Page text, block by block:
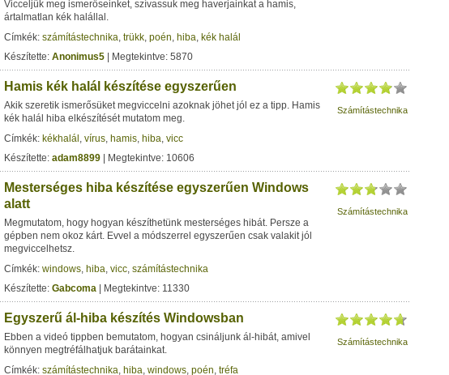
Vicceljük meg ismerőseinket, szívassuk meg haverjainkat a hamis,
ártalmatlan kék halállal.
Címkék: számítástechnika, trükk, poén, hiba, kék halál
Készítette: Anonimus5 | Megtekintve: 5870
Hamis kék halál készítése egyszerűen
Akik szeretik ismerősüket megviccelni azoknak jöhet jól ez a tipp. Hamis
kék halál hiba elkészítését mutatom meg.
Címkék: kékhalál , vírus, hamis, hiba, vicc
Készítette: adam8899 | Megtekintve: 10606
Számítástechnika
Mesterséges hiba készítése egyszerűen Windows
alatt
Megmutatom, hogy hogyan készíthetünk mesterséges hibát. Persze a
gépben nem okoz kárt. Evvel a módszerrel egyszerűen csak valakit jól
megviccelhetsz.
Címkék: windows, hiba, vicc, számítástechnika
Készítette: Gabcoma | Megtekintve: 11330
Számítástechnika
Egyszerű ál-hiba készítés Windowsban
Ebben a videó tippben bemutatom, hogyan csináljunk ál-hibát, amivel
könnyen megtréfálhatjuk barátainkat.
Címkék: számítástechnika, hiba, windows, poén, tréfa
Számítástechnika